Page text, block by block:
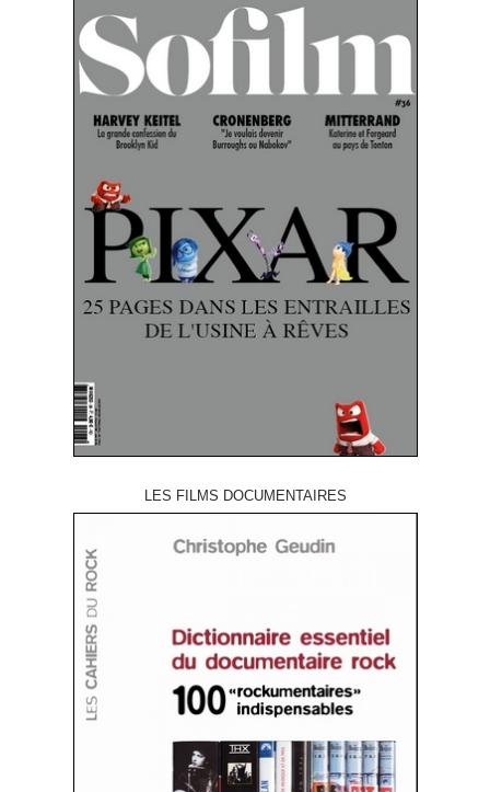
LES FILMS DOCUMENTAIRES